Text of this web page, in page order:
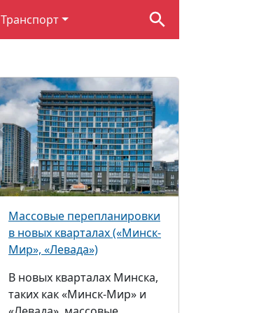
Транспорт
Массовые перепланировки
в новых кварталах («Минск-
Мир», «Левада»)
В новых кварталах Минска,
таких как «Минск-Мир» и